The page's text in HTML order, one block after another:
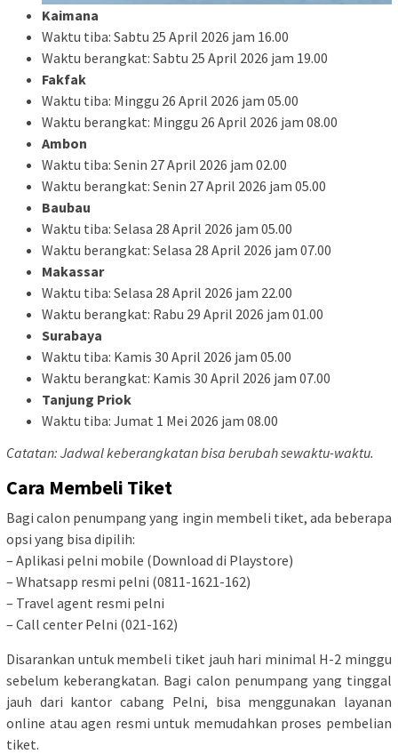
Kaimana
Waktu tiba: Sabtu 25 April 2026 jam 16.00
Waktu berangkat: Sabtu 25 April 2026 jam 19.00
Fakfak
Waktu tiba: Minggu 26 April 2026 jam 05.00
Waktu berangkat: Minggu 26 April 2026 jam 08.00
Ambon
Waktu tiba: Senin 27 April 2026 jam 02.00
Waktu berangkat: Senin 27 April 2026 jam 05.00
Baubau
Waktu tiba: Selasa 28 April 2026 jam 05.00
Waktu berangkat: Selasa 28 April 2026 jam 07.00
Makassar
Waktu tiba: Selasa 28 April 2026 jam 22.00
Waktu berangkat: Rabu 29 April 2026 jam 01.00
Surabaya
Waktu tiba: Kamis 30 April 2026 jam 05.00
Waktu berangkat: Kamis 30 April 2026 jam 07.00
Tanjung Priok
Waktu tiba: Jumat 1 Mei 2026 jam 08.00
Catatan: Jadwal keberangkatan bisa berubah sewaktu-waktu.
Cara Membeli Tiket
Bagi calon penumpang yang ingin membeli tiket, ada beberapa
opsi yang bisa dipilih:
– Aplikasi pelni mobile (Download di Playstore)
– Whatsapp resmi pelni (0811-1621-162)
– Travel agent resmi pelni
– Call center Pelni (021-162)
Disarankan untuk membeli tiket jauh hari minimal H-2 minggu
sebelum keberangkatan. Bagi calon penumpang yang tinggal
jauh dari kantor cabang Pelni, bisa menggunakan layanan
online atau agen resmi untuk memudahkan proses pembelian
tiket.